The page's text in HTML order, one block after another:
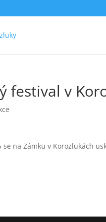
festival v
se na Zámku v Korozlukách